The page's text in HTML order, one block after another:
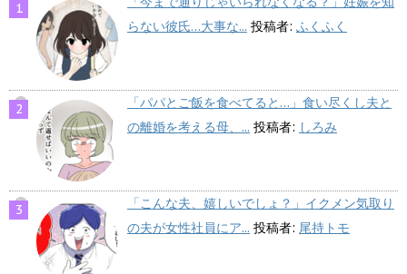
らない彼氏…大事な... 投稿者: ふくふく
「パパとご飯を食べてると…」食い尽くし夫と
の離婚を考える母、... 投稿者: しろみ
「こんな夫、嬉しいでしょ？」イクメン気取り
の夫が女性社員にア... 投稿者: 尾持トモ